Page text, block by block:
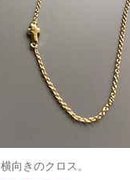
向きのクロス。